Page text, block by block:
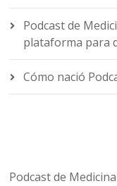
Podcast de
plataforma para
Cómo nació
Podcast de